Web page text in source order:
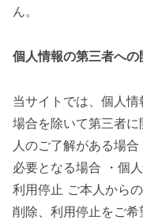
ん。
個人情報の第三者への
当サイトでは、個人
場合を除いて第三者
人のご了解がある場
必要となる場合 ・個
利用停止 ご本人から
削除、利用停止をご